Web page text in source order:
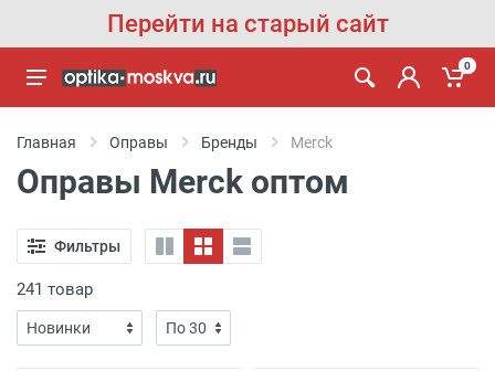
Перейти на старый сайт
0
Главная Оправы Бренды Merck
Оправы Merck оптом
Фильтры
241 товар